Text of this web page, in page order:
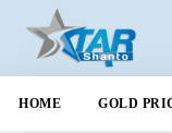
HOME GOLD